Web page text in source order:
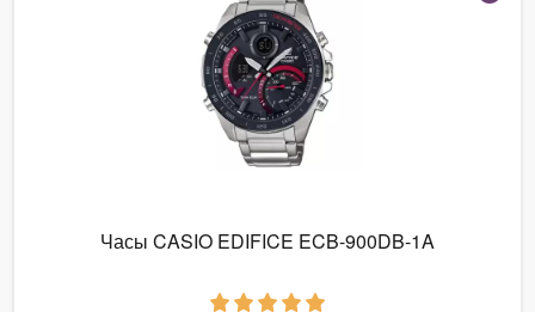
Часы CASIO EDIFICE ECB-900DB-1A